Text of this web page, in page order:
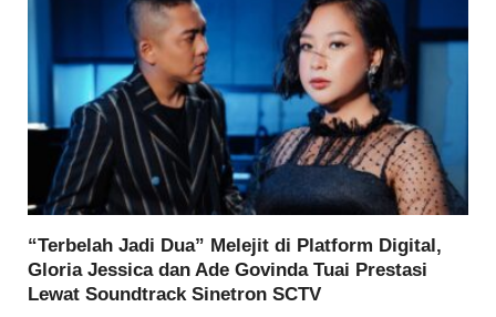
“Terbelah Jadi Dua” Melejit di Platform Digital,
Gloria Jessica dan Ade Govinda Tuai Prestasi
Lewat Soundtrack Sinetron SCTV